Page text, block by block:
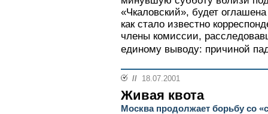
«Чкаловский», будет
как стало известно
члены комиссии,
единому выводу: причиной
// 18.07.2001
Живая квота
Москва продолжает борьбу со